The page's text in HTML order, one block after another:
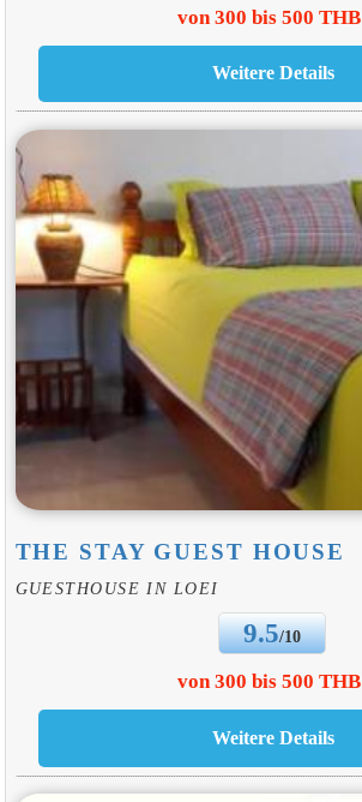
von 300 bis 500 THB
THE STAY GUEST HOUSE
GUESTHOUSE IN LOEI
9.5/10
von 300 bis 500 THB